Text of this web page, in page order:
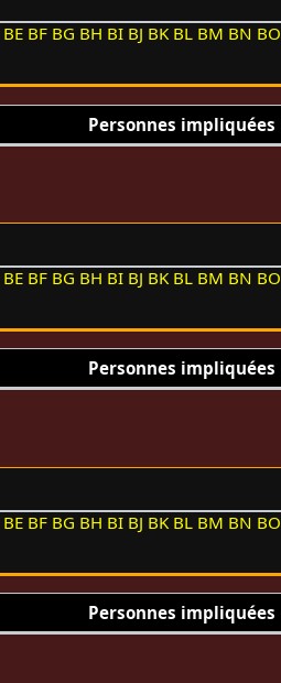
BE BF BG BH BI BJ BK BL BM BN BO
Personnes impliquées
BE BF BG BH BI BJ BK BL BM BN BO
Personnes impliquées
BE BF BG BH BI BJ BK BL BM BN BO
Personnes impliquées